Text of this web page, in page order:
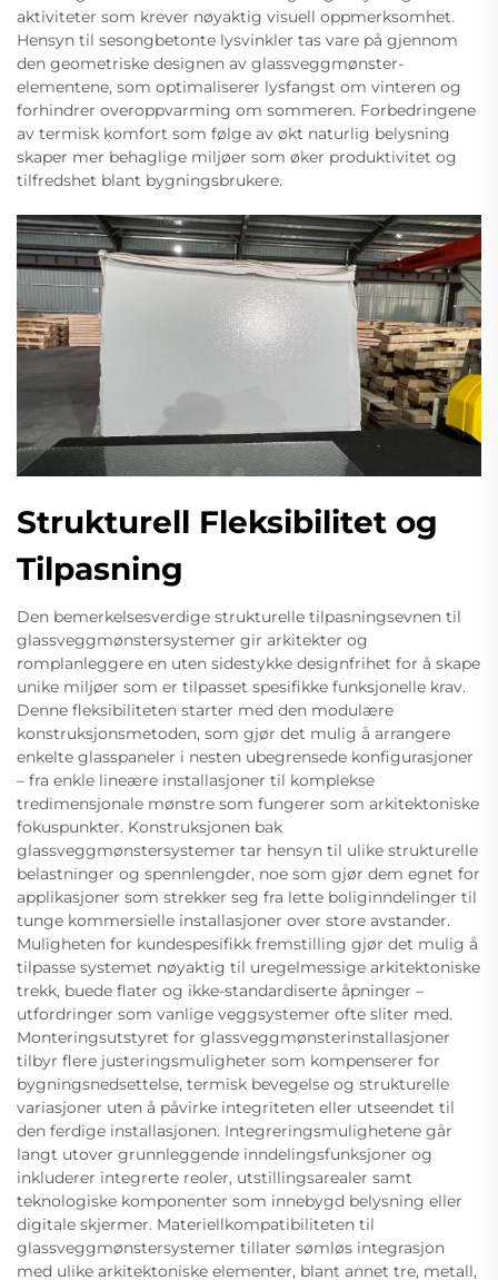
aktiviteter som krever nøyaktig visuell oppmerksomhet.
Hensyn til sesongbetonte lysvinkler tas vare på gjennom
den geometriske designen av glassveggmønster-
elementene, som optimaliserer lysfangst om vinteren og
forhindrer overoppvarming om sommeren. Forbedringene
av termisk komfort som følge av økt naturlig belysning
skaper mer behaglige miljøer som øker produktivitet og
tilfredshet blant bygningsbrukere.
Strukturell Fleksibilitet og
Tilpasning
Den bemerkelsesverdige strukturelle tilpasningsevnen til
glassveggmønstersystemer gir arkitekter og
romplanleggere en uten sidestykke designfrihet for å skape
unike miljøer som er tilpasset spesifikke funksjonelle krav.
Denne fleksibiliteten starter med den modulære
konstruksjonsmetoden, som gjør det mulig å arrangere
enkelte glasspaneler i nesten ubegrensede konfigurasjoner
– fra enkle lineære installasjoner til komplekse
tredimensjonale mønstre som fungerer som arkitektoniske
fokuspunkter. Konstruksjonen bak
glassveggmønstersystemer tar hensyn til ulike strukturelle
belastninger og spennlengder, noe som gjør dem egnet for
applikasjoner som strekker seg fra lette boliginndelinger til
tunge kommersielle installasjoner over store avstander.
Muligheten for kundespesifikk fremstilling gjør det mulig å
tilpasse systemet nøyaktig til uregelmessige arkitektoniske
trekk, buede flater og ikke-standardiserte åpninger –
utfordringer som vanlige veggsystemer ofte sliter med.
Monteringsutstyret for glassveggmønsterinstallasjoner
tilbyr flere justeringsmuligheter som kompenserer for
bygningsnedsettelse, termisk bevegelse og strukturelle
variasjoner uten å påvirke integriteten eller utseendet til
den ferdige installasjonen. Integreringsmulighetene går
langt utover grunnleggende inndelingsfunksjoner og
inkluderer integrerte reoler, utstillingsarealer samt
teknologiske komponenter som innebygd belysning eller
digitale skjermer. Materiellkompatibiliteten til
glassveggmønstersystemer tillater sømløs integrasjon
med ulike arkitektoniske elementer, blant annet tre, metall,